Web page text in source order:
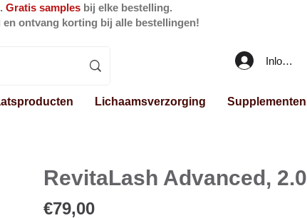
Gratis samples bij elke bestelling.
en ontvang korting bij alle bestellingen!
Inloggen
Lichaamsverzorging Supplementen
RevitaLash Advanced,
€79,00Price